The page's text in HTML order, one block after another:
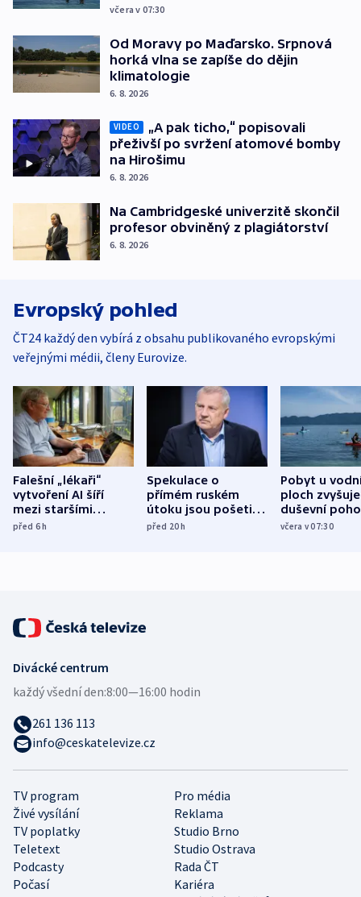
včera v 07:30
Od Moravy po Maďarsko. Srpnová
horká vlna se zapíše do dějin
klimatologie
6. 8. 2026
VIDEO
„A pak ticho,“ popisovali
přeživší po svržení atomové bomby
na Hirošimu
6. 8. 2026
Na Cambridgeské univerzitě skončil
profesor obviněný z plagiátorství
6. 8. 2026
Evropský pohled
ČT24 každý den vybírá z obsahu publikovaného evropskými
veřejnými médii, členy Eurovize.
Falešní „lékaři“
vytvoření AI šíří
mezi staršími
Poláky nebezpečné
před 6h
Spekulace o
přímém ruském
útoku jsou pošetilé,
míní estonský
před 20h
Pobyt u
ploch zvyšuje
duševní
ukázala
včera v 07:30
TV program
Pro média
Živé vysílání
Reklama
TV poplatky
Studio Brno
Teletext
Studio Ostrava
Podcasty
Rada ČT
Počasí
Kariéra
Divácké centrum
každý všední den:8:00—16:00 hodin
261 136 113
info@ceskatelevize.cz